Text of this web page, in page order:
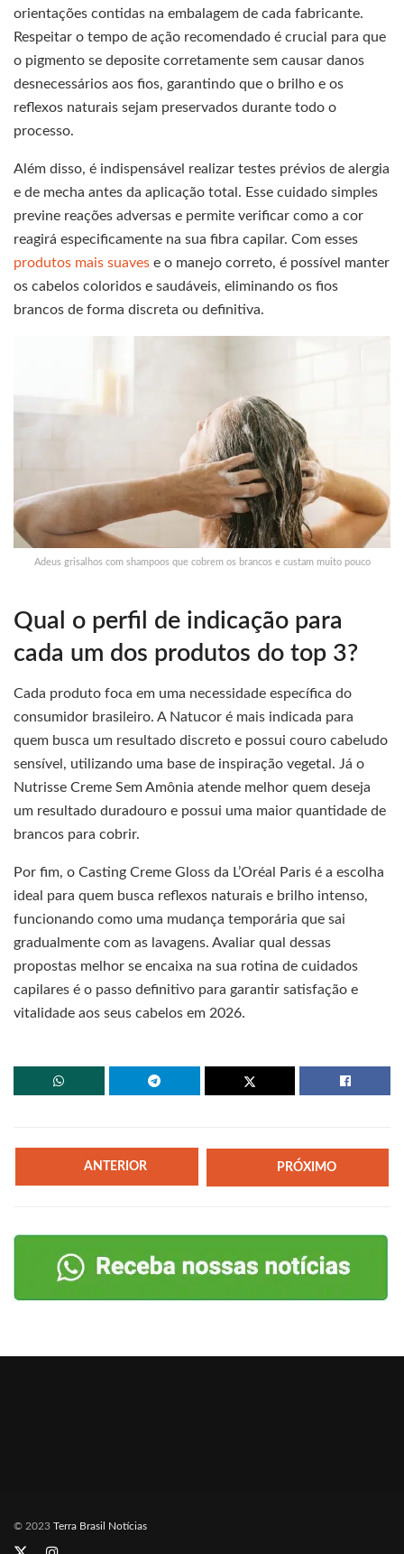
orientações contidas na embalagem de cada fabricante.
Respeitar o tempo de ação recomendado é crucial para que
o pigmento se deposite corretamente sem causar danos
desnecessários aos fios, garantindo que o brilho e os
reflexos naturais sejam preservados durante todo o
processo.
Além disso, é indispensável realizar testes prévios de alergia
e de mecha antes da aplicação total. Esse cuidado simples
previne reações adversas e permite verificar como a cor
reagirá especificamente na sua fibra capilar. Com esses
produtos mais suaves e o manejo correto, é possível manter
os cabelos coloridos e saudáveis, eliminando os fios
brancos de forma discreta ou definitiva.
Adeus grisalhos com shampoos que cobrem os brancos e custam muito pouco
Qual o perfil de indicação para
cada um dos produtos do top 3?
Cada produto foca em uma necessidade específica do
consumidor brasileiro. A Natucor é mais indicada para
quem busca um resultado discreto e possui couro cabeludo
sensível, utilizando uma base de inspiração vegetal. Já o
Nutrisse Creme Sem Amônia atende melhor quem deseja
um resultado duradouro e possui uma maior quantidade de
brancos para cobrir.
Por fim, o Casting Creme Gloss da L’Oréal Paris é a escolha
ideal para quem busca reflexos naturais e brilho intenso,
funcionando como uma mudança temporária que sai
gradualmente com as lavagens. Avaliar qual dessas
propostas melhor se encaixa na sua rotina de cuidados
capilares é o passo definitivo para garantir satisfação e
vitalidade aos seus cabelos em 2026.
ANTERIOR PRÓXIMO
© 2023 Terra Brasil Notícias